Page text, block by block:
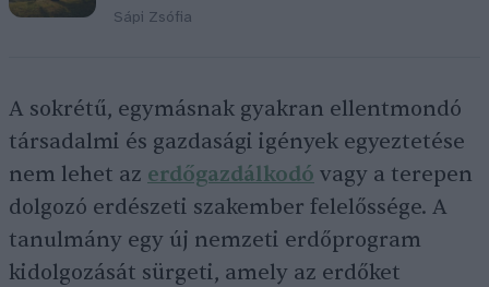
Sápi Zsófia
A sokrétű, egymásnak gyakran ellentmondó
társadalmi és gazdasági igények egyeztetése
nem lehet az erdőgazdálkodó vagy a terepen
dolgozó erdészeti szakember felelőssége. A
tanulmány egy új nemzeti erdőprogram
kidolgozását sürgeti, amely az erdőket